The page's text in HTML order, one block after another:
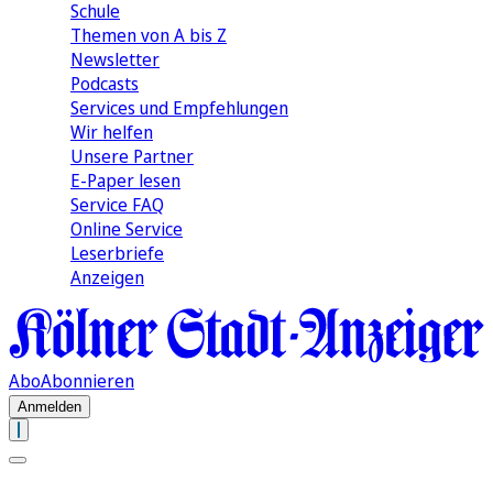
Schule
Themen von A bis Z
Newsletter
Podcasts
Services und Empfehlungen
Wir helfen
Unsere Partner
E-Paper lesen
Service FAQ
Online Service
Leserbriefe
Anzeigen
AboAbonnieren
Anmelden